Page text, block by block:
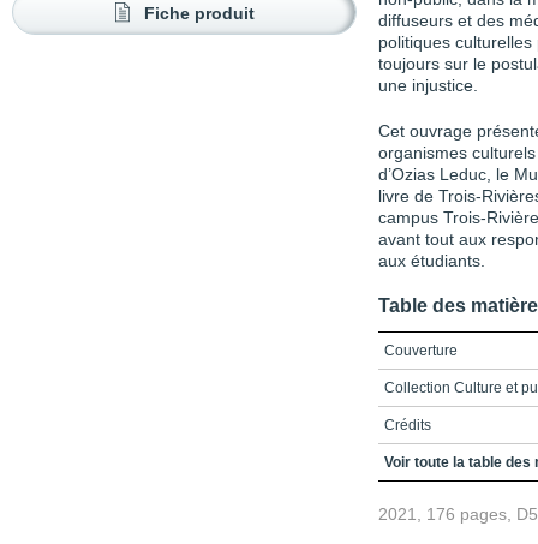
Fiche produit
diffuseurs et des
politiques
toujours sur le
une injustice.
Cet ouvrage
organismes
d’Ozias Leduc, le
livre de Trois-
campus Trois-
avant tout aux
aux étudiants.
Table des
Couverture
Collection Culture et
Crédits
Mot du partenaire,
Voir toute la table des
2021, 176 pages,